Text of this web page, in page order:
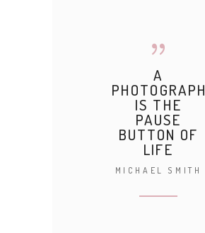
A
PHOTOGRAPH
IS THE
PAUSE
BUTTON OF
LIFE
MICHAEL SMITH